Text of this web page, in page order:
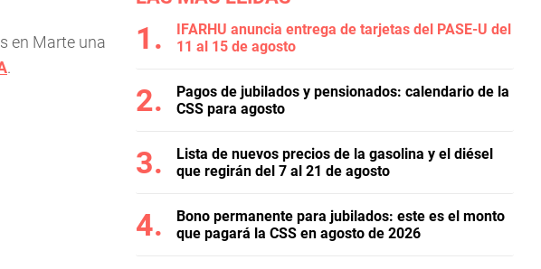
en Marte una
.
IFARHU anuncia entrega de tarjetas del PASE-U del
11 al 15 de agosto
Pagos de jubilados y pensionados: calendario de la
CSS para agosto
Lista de nuevos precios de la gasolina y el diésel
que regirán del 7 al 21 de agosto
Bono permanente para jubilados: este es el monto
que pagará la CSS en agosto de 2026